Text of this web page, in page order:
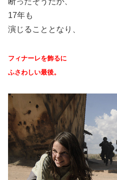
17年も
演じることとなり、
フィナーレを飾るに
ふさわしい最後。